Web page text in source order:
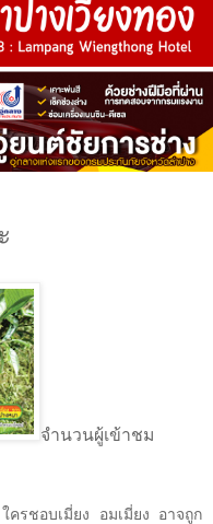
จำนวนผู้เข้าชม
รชอบเมี่ยง อมเมี่ยง อาจถูก